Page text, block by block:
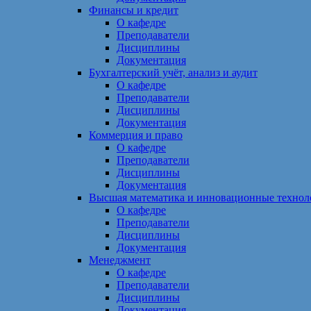
Финансы и кредит
О кафедре
Преподаватели
Дисциплины
Документация
Бухгалтерский учёт, анализ и аудит
О кафедре
Преподаватели
Дисциплины
Документация
Коммерция и право
О кафедре
Преподаватели
Дисциплины
Документация
Высшая математика и инновационные
О кафедре
Преподаватели
Дисциплины
Документация
Менеджмент
О кафедре
Преподаватели
Дисциплины